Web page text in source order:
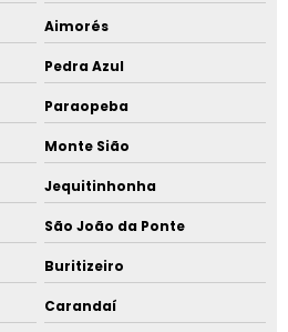
Aimorés
Pedra Azul
Paraopeba
Monte Sião
Jequitinhonha
São João da Ponte
Buritizeiro
Carandaí